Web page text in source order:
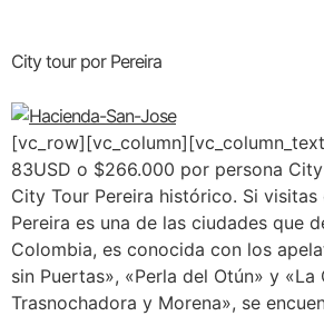
City tour por Pereira
83USD o $266.000 por persona
City Tour Pereira histórico. Si
Pereira es una de las ciudades que
Colombia, es conocida con los
sin Puertas», «Perla del Otún» y «La
Trasnochadora y Morena», se